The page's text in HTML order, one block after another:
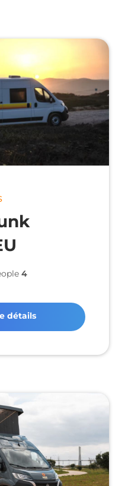
4
détails